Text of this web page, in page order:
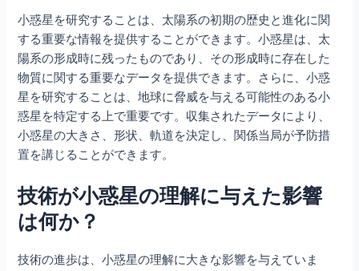
小惑星を研究することは、太陽系の初期の歴史と進化に関
する重要な情報を提供することができます。小惑星は、太
陽系の形成時に残ったものであり、その形成時に存在した
物質に関する重要なデータを提供できます。さらに、小惑
星を研究することは、地球に脅威を与える可能性のある小
惑星を特定する上で重要です。収集されたデータにより、
小惑星の大きさ、形状、軌道を決定し、関係当局が予防措
置を講じることができます。
技術が小惑星の理解に与えた影響
は何か？
技術の進歩は、小惑星の理解に大きな影響を与えていま